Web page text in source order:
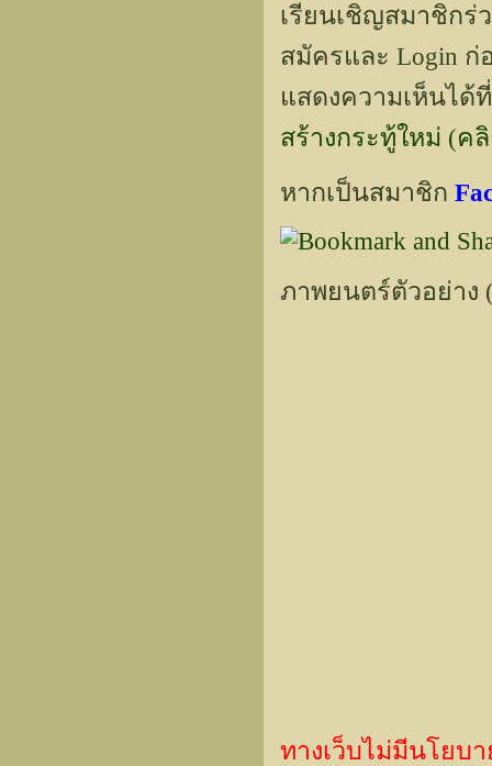
เรียนเชิญสมาชิกร่
สมัครและ Login
แสดงความเห็นได้ที่
สร้างกระทู้ใหม่ (ค
หากเป็นสมาชิก
ภาพยนตร์ตัวอย่าง
ทางเว็บไม่มีนโยบ